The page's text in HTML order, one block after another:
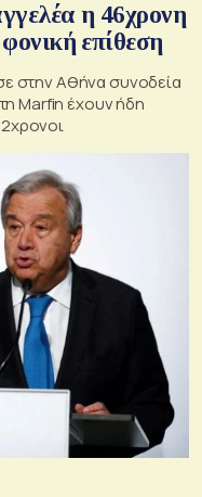
η 46χρονη
επίθεση
στην Αθήνα συνοδεία
Marfin έχουν ήδη